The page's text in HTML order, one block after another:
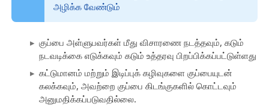
அழிக்க வேண்டும்
குப்பை அள்ளுபவர்கள் மீது விசாரணை நடத்தவும், கடும்
நடவடிக்கை எடுக்கவும் கடும் உத்தரவு பிறப்பிக்கப்பட்டுள்ளது
கட்டுமானம் மற்றும் இடிப்புக் கழிவுகளை குப்பையுடன்
கலக்கவும், அவற்றை குப்பை கிடங்குகளில் கொட்டவும்
அனுமதிக்கப்படுவதில்லை.